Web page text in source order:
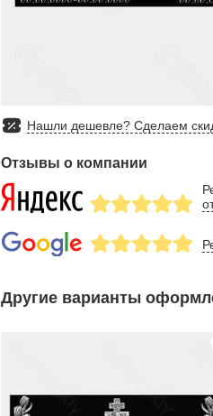
Нашли дешевле? Сделаем
Отзывы о компании
Другие варианты